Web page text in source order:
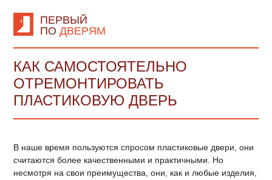
ПЕРВЫЙ
ПО ДВЕРЯМ
КАК САМОСТОЯТЕЛЬНО
ОТРЕМОНТИРОВАТЬ
ПЛАСТИКОВУЮ ДВЕРЬ
В наше время пользуются спросом пластиковые двери, они
считаются более качественными и практичными. Но
несмотря на свои преимущества, они, как и любые изделия,